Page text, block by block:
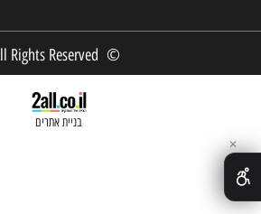
© All Rights Reserved
בניית אתרים
✕